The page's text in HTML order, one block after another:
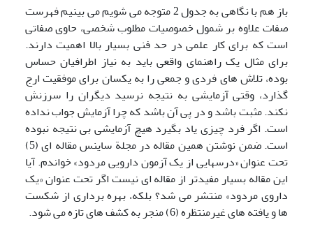
باز هم با نگاهی به جدول 2 متوجه می شویم می بینیم فهرست
صفات علاوه بر شمول خصوصیات مطلوب شخصی، حاوی صفاتی
است که برای کار علمی در حد فنی بسیار بالا اهمیت دارند.
برای مثال یک راهنمای واقعی باید به نیاز اطرافیان حساس
بوده، تلاش های فردی و جمعی را به یکسان برای موفقیت ارج
گذارد، وقتی آزمایشی به نتیجه نرسید دیگران را سرزنش
نکند. مثبت باشد و در پی آن باشد که چرا آزمایش جواب نداده
است. اگر فرد چیزی یاد بگیرد هیچ آزمایشی بی نتیجه نبوده
است. ضمن نوشتن همین مقاله در مجلة ساینس مقاله ای (5)
تحت عنوان «درسهایی از یک آزمون دارویی مردود» خواندم. آیا
این مقاله بسیار مفیدتر از مقاله ای نیست اگر تحت عنوان «یک
داروی مردود» منتشر می شد؟ بلکه، بهره برداری از شکست
ها و یافته های غیرمنتظره (6) منجر به کشف های تازه می شود.